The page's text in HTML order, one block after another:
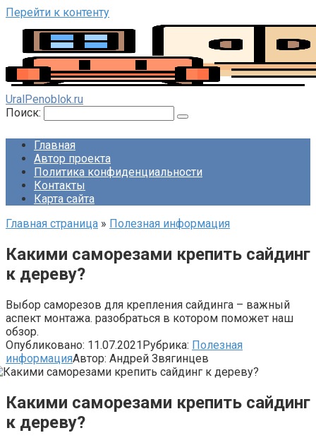
Перейти к контенту
UralPenoblok.ru
Поиск:
Главная
Автор проекта
Политика конфиденциальности
Контакты
Карта сайта
Главная страница » Полезная информация
Какими саморезами крепить сайдинг
к дереву?
Выбор саморезов для крепления сайдинга – важный
аспект монтажа. разобраться в котором поможет наш
обзор.
Опубликовано: 11.07.2021Рубрика: Полезная
информацияАвтор: Андрей Звягинцев
Какими саморезами крепить сайдинг
к дереву?